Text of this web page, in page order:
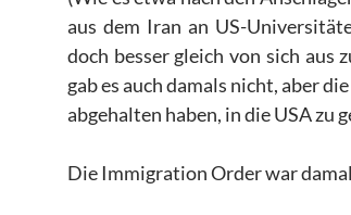
aus dem Iran an US-
doch besser gleich von sich aus
gab es auch damals nicht, aber
abgehalten haben, in die USA zu
Die Immigration Order war